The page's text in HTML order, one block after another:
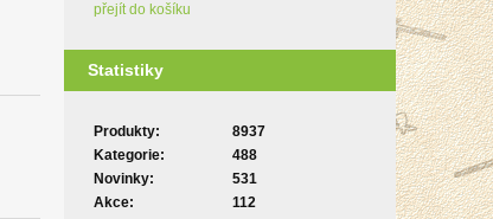
přejít do košíku
Statistiky
Produkty:
8937
Kategorie:
488
Novinky:
531
Akce:
112